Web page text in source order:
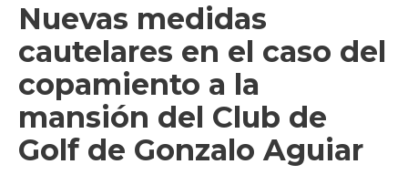
Nuevas medidas
cautelares en el caso del
copamiento a la
mansión del Club de
Golf de Gonzalo Aguiar